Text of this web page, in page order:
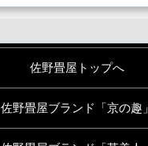
佐野畳屋トップへ
佐野畳屋ブランド「京の趣」